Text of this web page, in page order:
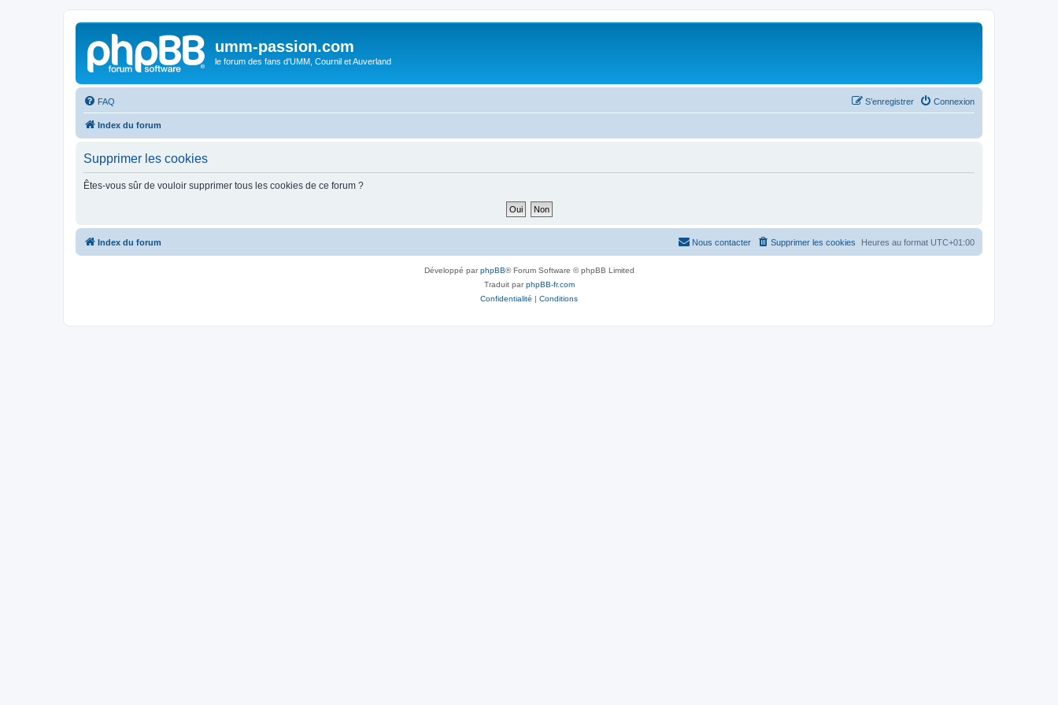
umm-passion.com
le forum des fans d'UMM, Cournil et Auverland
FAQ Connexion
S’enregistrer
Index du forum
Supprimer les cookies
Êtes-vous sûr de vouloir supprimer tous les cookies de ce forum ?
Index du forum Heures au format UTC+01:00
Supprimer les cookies
Nous contacter
Développé parphpBB® Forum Software © phpBB Limited
Traduit parphpBB-fr.com
Confidentialité | Conditions